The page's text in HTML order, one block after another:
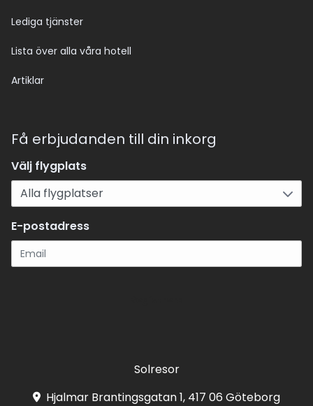
Lediga tjänster
Lista över alla våra hotell
Artiklar
Få erbjudanden till din inkorg
Välj flygplats
E-postadress
Solresor
Hjalmar Brantingsgatan 1, 417 06 Göteborg